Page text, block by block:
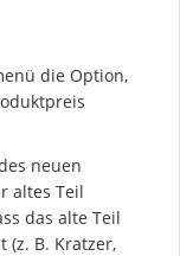
die Option,
neuen
altes Teil
das alte Teil
(z. B. Kratzer,